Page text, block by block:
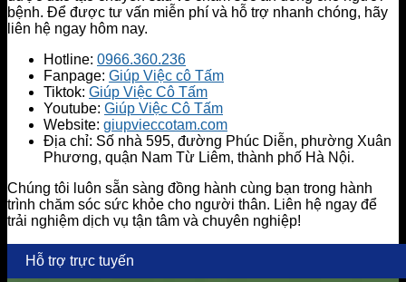
bệnh. Để được tư vấn miễn phí và hỗ trợ nhanh chóng, hãy
liên hệ ngay hôm nay.
Hotline: 0966.360.236
Fanpage: Giúp Việc cô Tấm
Tiktok: Giúp Việc Cô Tấm
Youtube: Giúp Việc Cô Tấm
Website: giupvieccotam.com
Địa chỉ: Số nhà 595, đường Phúc Diễn, phường Xuân
Phương, quận Nam Từ Liêm, thành phố Hà Nội.
Chúng tôi luôn sẵn sàng đồng hành cùng bạn trong hành
trình chăm sóc sức khỏe cho người thân. Liên hệ ngay để
trải nghiệm dịch vụ tận tâm và chuyên nghiệp!
Hỗ trợ trực tuyến